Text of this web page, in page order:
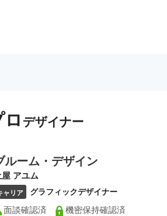
デザイナー
ルーム・デザイン
アユム
ャリア グラフィックデザイナー
面談確認済 機密保持確認済